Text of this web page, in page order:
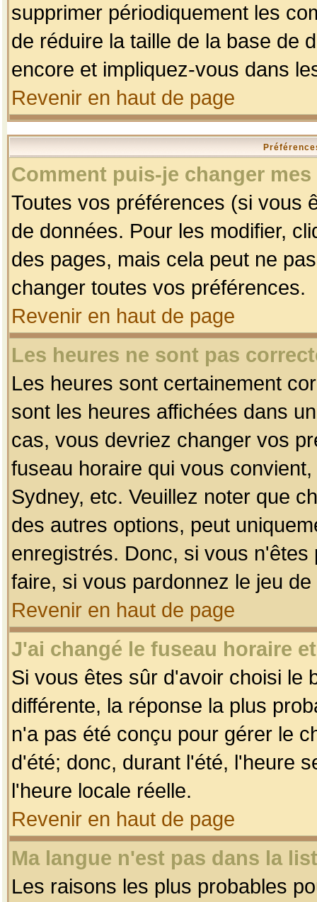
supprimer périodiquement les
de réduire la taille de la base de
encore et impliquez-vous dans
Revenir en haut de page
Comment puis-je changer
Toutes vos préférences (si vous
de données. Pour les modifier,
des pages, mais cela peut ne
changer toutes vos préférences.
Revenir en haut de page
Les heures ne sont pas
Les heures sont certainement
sont les heures affichées dans
cas, vous devriez changer vos
fuseau horaire qui vous
Sydney, etc. Veuillez noter que
des autres options, peut
enregistrés. Donc, si vous
faire, si vous pardonnez le jeu
Revenir en haut de page
J'ai changé le fuseau horaire
Si vous êtes sûr d'avoir choisi le
différente, la réponse la plus
n'a pas été conçu pour gérer le
d'été; donc, durant l'été, l'heure
l'heure locale réelle.
Revenir en haut de page
Ma langue n'est pas dans la
Les raisons les plus probables